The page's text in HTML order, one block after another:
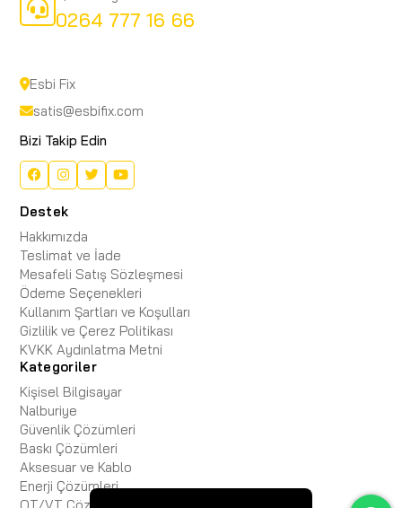
0264 777 16 66
Esbi Fix
satis@esbifix.com
Bizi Takip Edin
Destek
Hakkımızda
Teslimat ve İade
Mesafeli Satış Sözleşmesi
Ödeme Seçenekleri
Kullanım Şartları ve Koşulları
Gizlilik ve Çerez Politikası
KVKK Aydınlatma Metni
Kategoriler
Kişisel Bilgisayar
Nalburiye
Güvenlik Çözümleri
Baskı Çözümleri
Aksesuar ve Kablo
Enerji Çözümleri